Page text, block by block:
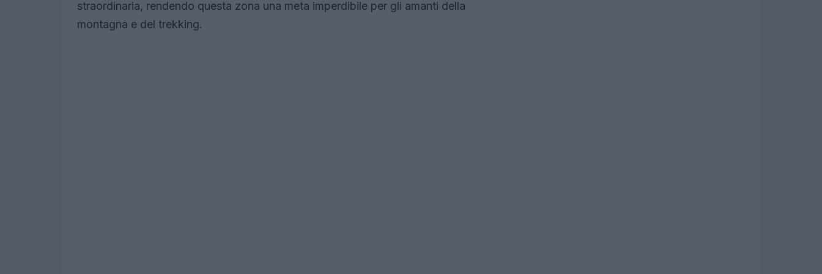
straordinaria, rendendo questa zona una meta imperdibile per gli amanti della
montagna e del trekking.